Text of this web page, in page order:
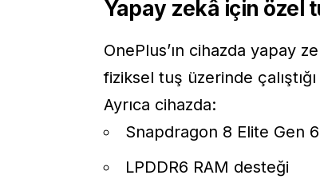
Yapay zekâ için özel
OnePlus’ın cihazda yapay
fiziksel tuş üzerinde
Ayrıca cihazda:
Snapdragon 8 Elite Gen
LPDDR6 RAM desteği